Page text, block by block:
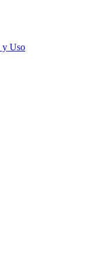
y Uso